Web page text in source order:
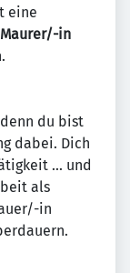
eine
in
du bist
dabei. Dich
... und
als
in